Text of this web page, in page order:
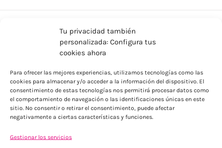
Tu privacidad también
personalizada: Configura tus
cookies ahora
Para ofrecer las mejores experiencias, utilizamos tecnologías como las
cookies para almacenar y/o acceder a la información del dispositivo. El
consentimiento de estas tecnologías nos permitirá procesar datos como
el comportamiento de navegación o las identificaciones únicas en este
sitio. No consentir o retirar el consentimiento, puede afectar
negativamente a ciertas características y funciones.
Gestionar los servicios
ENVÍOS ECONÓMICOS
Para Península, resto consultar